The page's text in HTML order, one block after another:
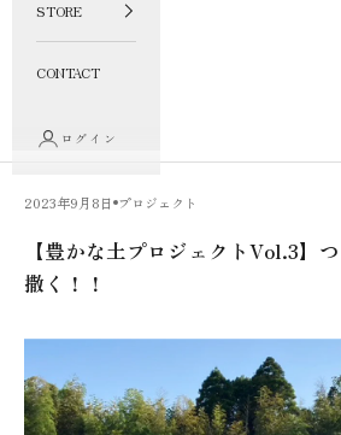
STORE
CONTACT
ログイン
2023年9月8日 プロジェクト
【豊かな土プロジェクトVol.3】
撒く！！